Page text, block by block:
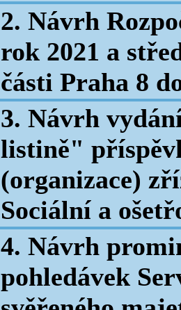
2. Návrh
rok 2021 a
části Praha 8
3. Návrh
listině"
(organizace)
Sociální a
4. Návrh
pohledávek